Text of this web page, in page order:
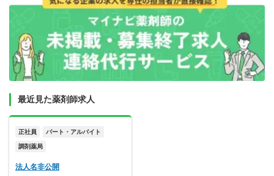
最近見た薬剤師求人
正社員 パート・アルバイト
調剤薬局
法人名非公開